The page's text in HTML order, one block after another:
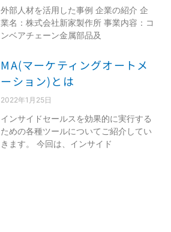
外部人材を活用した事例 企業の紹介 企
業名：株式会社新家製作所 事業内容：コ
ンベアチェーン金属部品及
MA(マーケティングオートメ
ーション)とは
2022年1月25日
インサイドセールスを効果的に実行する
ための各種ツールについてご紹介してい
きます。 今回は、インサイド